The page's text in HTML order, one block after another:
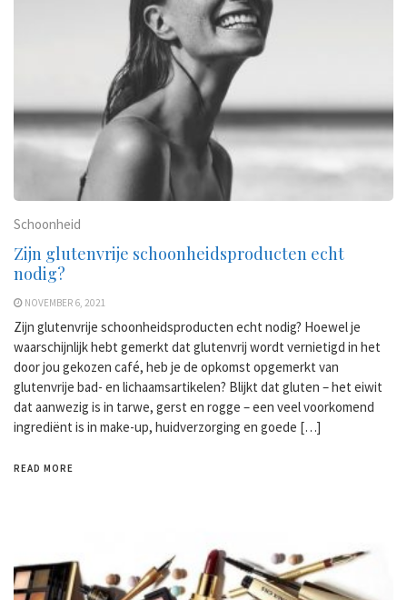
Schoonheid
Zijn glutenvrije schoonheidsproducten echt
nodig?
NOVEMBER 6, 2021
Zijn glutenvrije schoonheidsproducten echt nodig? Hoewel je
waarschijnlijk hebt gemerkt dat glutenvrij wordt vernietigd in het
door jou gekozen café, heb je de opkomst opgemerkt van
glutenvrije bad- en lichaamsartikelen? Blijkt dat gluten – het eiwit
dat aanwezig is in tarwe, gerst en rogge – een veel voorkomend
ingrediënt is in make-up, huidverzorging en goede […]
READ MORE